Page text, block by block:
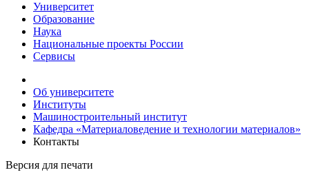
Университет
Образование
Наука
Национальные проекты России
Сервисы
Об университете
Институты
Машиностроительный институт
Кафедра «Материаловедение и технологии материалов»
Контакты
Версия для печати